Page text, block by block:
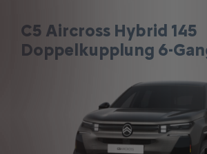
C5 Aircross Hybrid 145
Doppelkupplung 6-